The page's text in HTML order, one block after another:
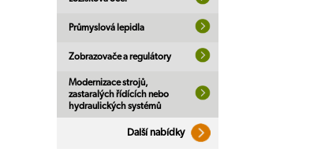
Průmyslová lepidla
Zobrazovače a regulátory
Modernizace strojů,
zastaralých řídících nebo
hydraulických systémů
Další nabídky